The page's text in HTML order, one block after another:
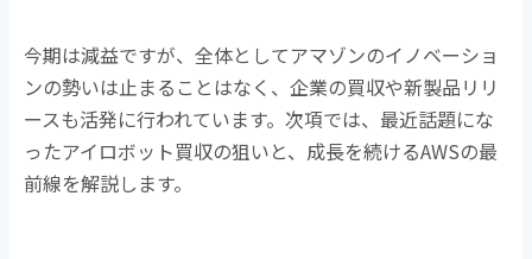
今期は減益ですが、全体としてアマゾンのイノベーショ
ンの勢いは止まることはなく、企業の買収や新製品リリ
ースも活発に行われています。次項では、最近話題にな
ったアイロボット買収の狙いと、成長を続けるAWSの最
前線を解説します。